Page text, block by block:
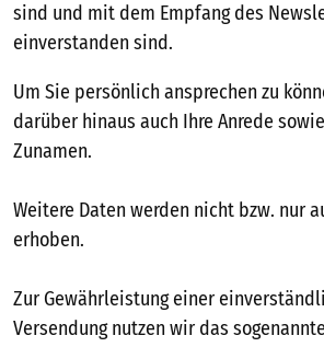
sind und mit dem Empfang des
einverstanden sind.
Um Sie persönlich ansprechen zu
darüber hinaus auch Ihre Anrede
Zunamen.
Weitere Daten werden nicht bzw. nur
erhoben.
Zur Gewährleistung einer
Versendung nutzen wir das